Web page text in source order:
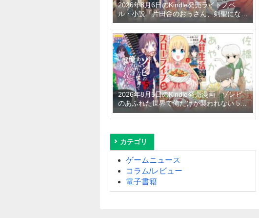
2026年8月6日のKindle発売ライトノベ
ル・小説「片田舎のおっさん、剣聖になる
11 ～ただの田舎の剣術師範だったのに、
大成した弟子たちが俺を放ってくれない件
～」「拾ったものは大切にしましょう ～
子狼に気に入られた男の転移物語～ 6巻」
「とあるおっさんのVRMMO活動記 34
巻」など
2026年8月5日のKindle発売漫画「ゾンビ
のあふれた世界で俺だけが襲われない 5
巻」「人質生活から始めるスローライフ
おかわり！ 1巻」「佐橋くんのあやかし日
カテゴリ
ゲームニュース
コラム/レビュー
電子書籍